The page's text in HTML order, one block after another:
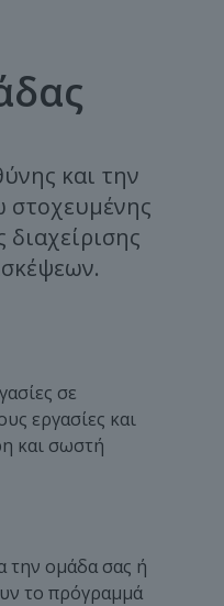
και την
σε
εργασίες και
και σωστή
την ομάδα σας ή
το πρόγραμμά